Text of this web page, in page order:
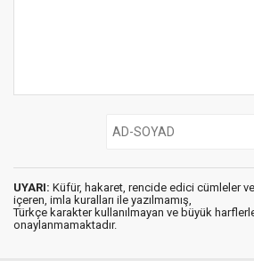
UYARI: Küfür, hakaret, rencide edici cümleler
içeren, imla kuralları ile yazılmamış,
Türkçe karakter kullanılmayan ve büyük
onaylanmamaktadır.